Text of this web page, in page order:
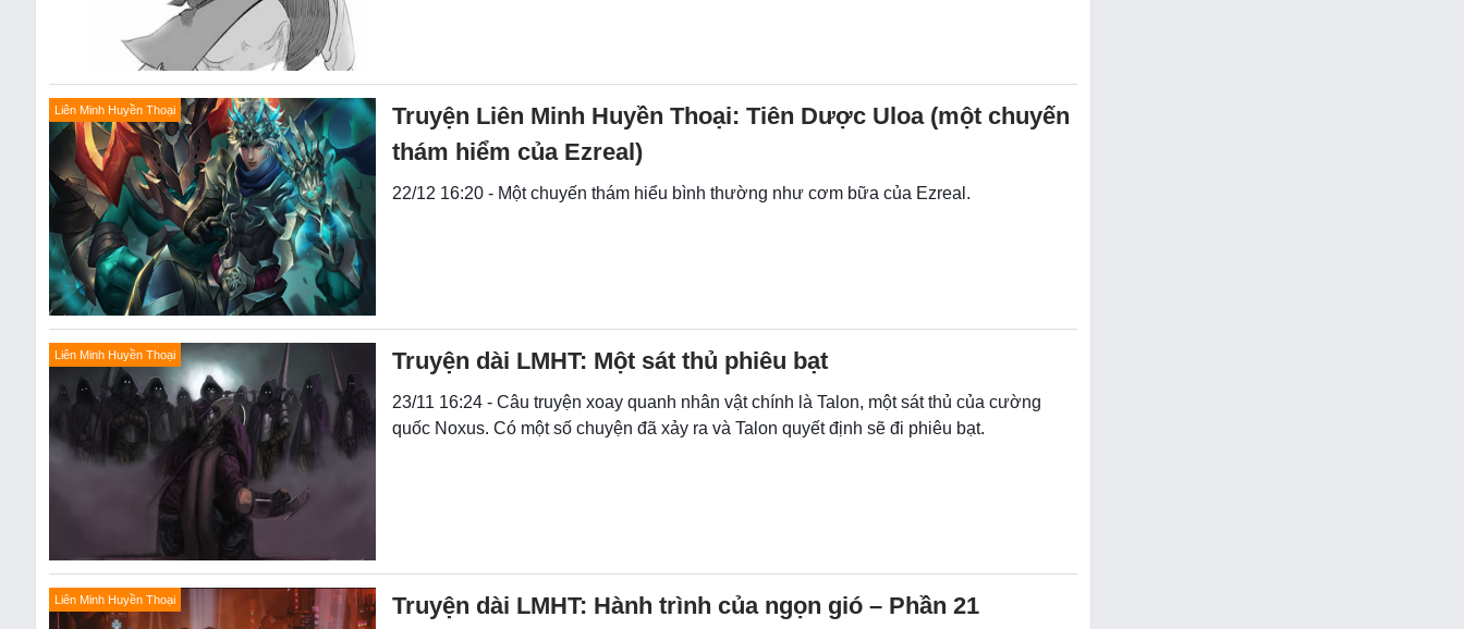
Liên Minh Huyền Thoại
Truyện Liên Minh Huyền Thoại: Tiên Dược Uloa (một chuyến
thám hiểm của Ezreal)
22/12 16:20 - Một chuyến thám hiểu bình thường như cơm bữa của Ezreal.
Liên Minh Huyền Thoại Truyện dài LMHT: Một sát thủ phiêu bạt
23/11 16:24 - Câu truyện xoay quanh nhân vật chính là Talon, một sát thủ của cường
quốc Noxus. Có một số chuyện đã xảy ra và Talon quyết định sẽ đi phiêu bạt.
Liên Minh Huyền Thoại Truyện dài LMHT: Hành trình của ngọn gió – Phần 21